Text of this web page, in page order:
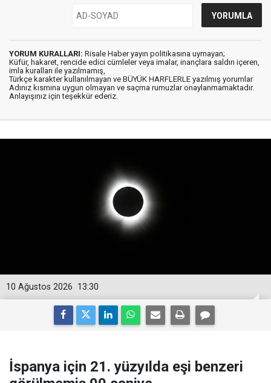
YORUM KURALLARI: Risale Haber yayın politikasına uymayan;
Küfür, hakaret, rencide edici cümleler veya imalar, inançlara saldırı içeren,
imla kuralları ile yazılmamış,
Türkçe karakter kullanılmayan ve BÜYÜK HARFLERLE yazılmış yorumlar
Adınız kısmına uygun olmayan ve saçma rumuzlar onaylanmamaktadır.
Anlayışınız için teşekkür ederiz.
13:30
10 Ağustos 2026
İspanya için 21. yüzyılda eşi benzeri